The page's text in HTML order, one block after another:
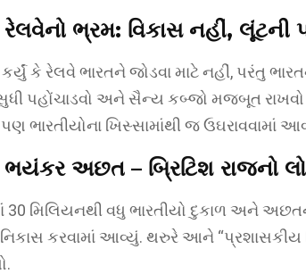
રેલવેનો ભ્રમ: વિકાસ નહીં, લૂંટની
કે રેલવે ભારતને જોડવા માટે નહીં, પરંતુ
પહોંચાડવો અને સૈન્ય કબ્જો મજબૂત
ભારતીયોના ખિસ્સામાંથી જ ઉઘરાવવામાં
ભયંકર અછત – બ્રિટિશ રાજનો
30 મિલિયનથી વધુ ભારતીયો દુકાળ અને
કરવામાં આવ્યું. થરુરે આને “પ્રશાસકીય